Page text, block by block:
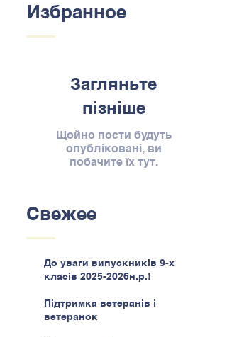
Избранное
Загляньте
пізніше
Щойно пости будуть
опубліковані, ви
побачите їх тут.
Свежее
До уваги випускників 9-х
класів 2025-2026н.р.!
Підтримка ветеранів і
ветеранок